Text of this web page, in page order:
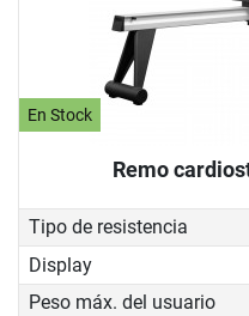
En Stock
Remo
Tipo de resistencia
Display
Peso máx. del usuario